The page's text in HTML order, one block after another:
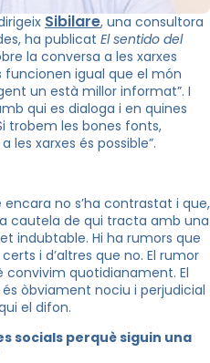
Sibilare, una consultora
ha publicat El sentido del
la conversa a les xarxes
funcionen igual que el món
un està millor informat”. I
qui es dialoga i en quines
trobem les bones fonts,
les xarxes és possible”.
no s’ha contrastat i que,
cautela de qui tracta amb una
indubtable. Hi ha rumors que
i d’altres que no. El rumor
quotidianament. El
òbviament nociu i perjudicial
el difon.
socials perquè siguin una